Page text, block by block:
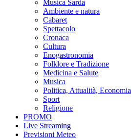
Musica Sarda
Ambiente e natura
Cabaret
Spettacolo
Cronaca
Cultura
Enogastronomia
Folklore e Tradizione
Medicina e Salute
Musica
Politica, Attualità, Economia
Sport
Religione
PROMO
Live Streaming
Previsioni Meteo